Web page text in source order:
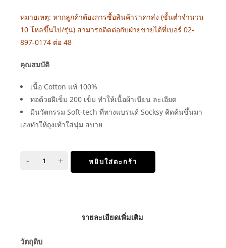
หมายเหตุ: หากลูกค้าต้องการซื้อสินค้าราคาส่ง (ขั้นต่ำจำนวน
10 โหลขึ้นไป/รุ่น) สามารถติดต่อกับฝ่ายขายได้ที่เบอร์ 02-
897-0174 ต่อ 48
คุณสมบัติ
เนื้อ Cotton แท้ 100%
ทอด้วยฝีเข็ม 200 เข็ม ทำให้เนื้อผ้าเนียน ละเอียด
มีนวัตกรรม Soft-tech ที่ทางแบรนด์ Socksy คิดค้นขึ้นมา
เองทำให้ถุงเท้าใส่นุ่ม สบาย
+
- หยิบใส่ตะกร้า
รายละเอียดเพิ่มเติม
วัตถุดิบ